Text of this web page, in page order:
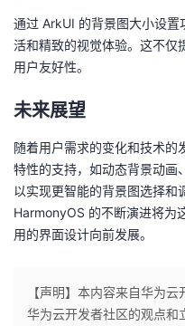
通过 ArkUI 的背景图大小设置
活和精致的视觉体验。这不仅
用户友好性。
未来展望
随着用户需求的变化和技术的
特性的支持，如动态背景动画
以实现更智能的背景图选择和
HarmonyOS 的不断演进将为
用的界面设计向前发展。
【声明】本内容来自华为
华为云开发者社区的观点和